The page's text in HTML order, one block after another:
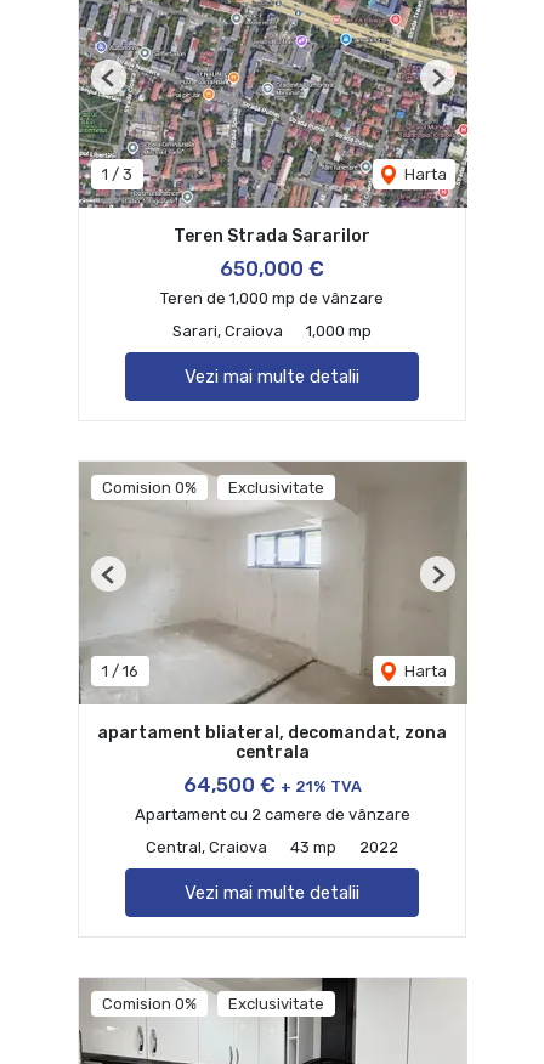
1 / 3 Harta
Previous Next
Teren Strada Sararilor
650,000 €
Teren de 1,000 mp de vânzare
Sarari, Craiova
1,000 mp
Vezi mai multe detalii
Comision 0% Exclusivitate
1 / 16 Harta
Previous Next
apartament bliateral, decomandat, zona
centrala
64,500 € + 21% TVA
Apartament cu 2 camere de vânzare
Central, Craiova
43 mp 2022
Vezi mai multe detalii
Comision 0% Exclusivitate